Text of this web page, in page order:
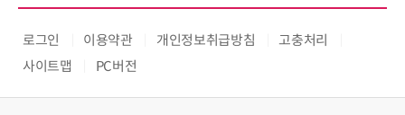
로그인 이용약관 개인정보취급방침
고충처리
사이트맵
PC버전